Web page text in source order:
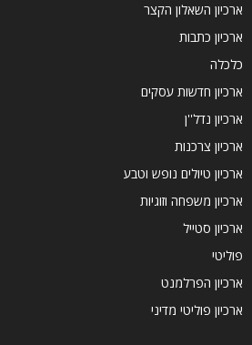
ארכיון השאלון הקצר
ארכיון כתבות
כלכלה
ארכיון חדשות עסקים
ארכיון נדל''ן
ארכיון צרכנות
ארכיון טיולים נופש וטבע
ארכיון משפחה וזוגיות
ארכיון סטייל
פוליטי
ארכיון הפרלמנט
ארכיון פוליטי מדיני